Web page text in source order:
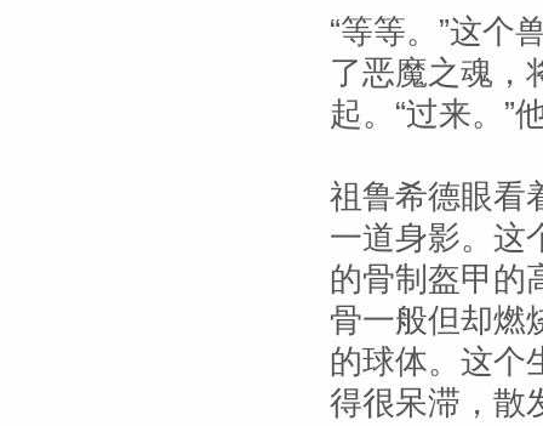
“等等。”这个
了恶魔之魂，
起。“过来。”
祖鲁希德眼看
一道身影。这
的骨制盔甲的
骨一般但却燃
的球体。这个
得很呆滞，散